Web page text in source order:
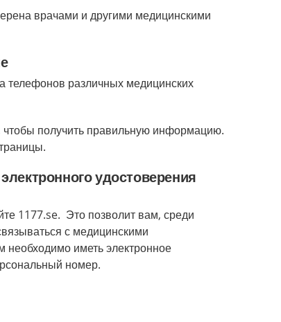
врачами и другими медицинскими
телефонов различных медицинских
получить правильную информацию.
удостоверения
1177.se. Это позволит вам, среди
с медицинскими
иметь электронное
номер.